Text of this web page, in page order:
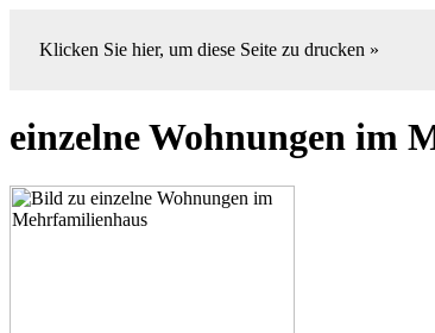
Klicken Sie hier, um diese Seite zu drucken »
einzelne Wohnungen im